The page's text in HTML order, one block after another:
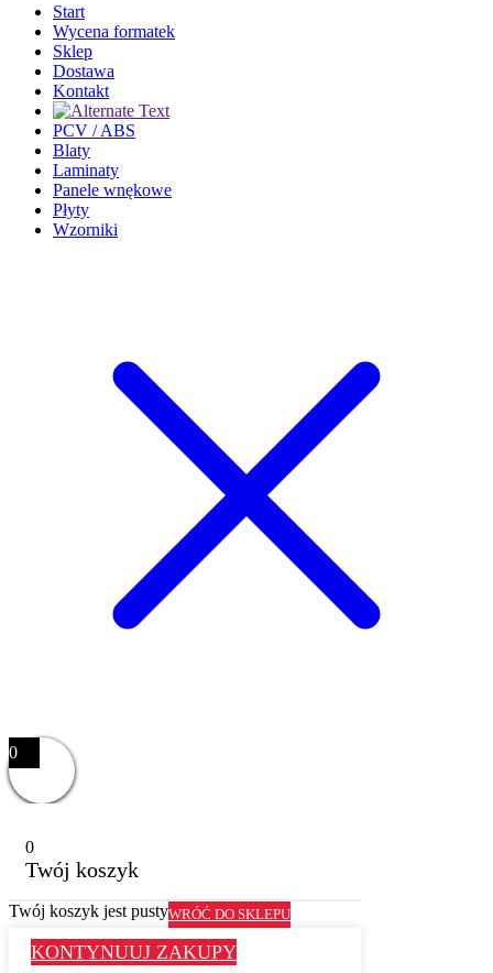
Start
Wycena formatek
Sklep
Dostawa
Kontakt
PCV / ABS
Blaty
Laminaty
Panele wnękowe
Płyty
Wzorniki
0
0
Twój koszyk
Twój koszyk jest pustyWRÓĆ DO SKLEPU
KONTYNUUJ ZAKUPY